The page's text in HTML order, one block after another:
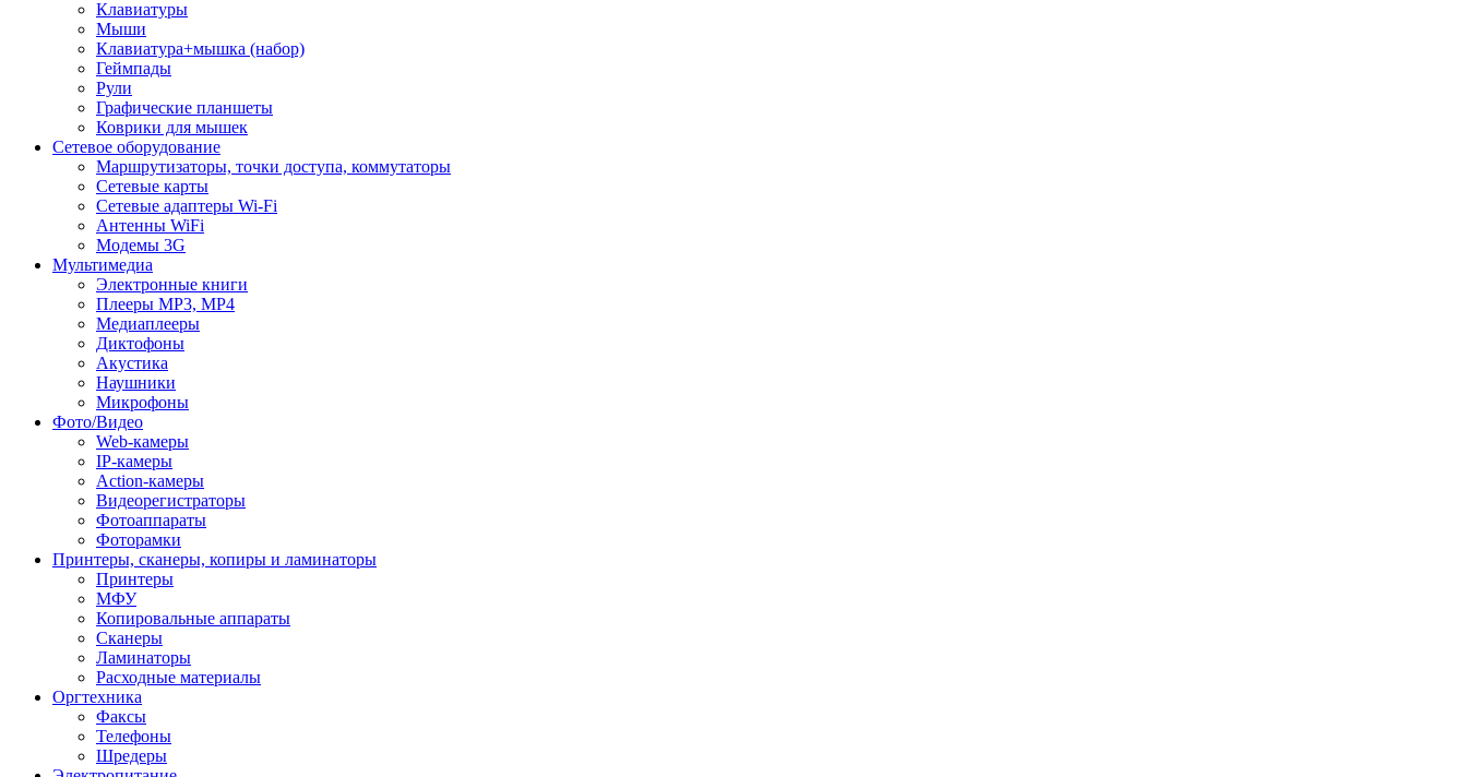
Клавиатуры
Мыши
Клавиатура+мышка (набор)
Геймпады
Рули
Графические планшеты
Коврики для мышек
Сетевое оборудование
Маршрутизаторы, точки доступа, коммутаторы
Сетевые карты
Сетевые адаптеры Wi-Fi
Антенны WiFi
Модемы 3G
Мультимедиа
Электронные книги
Плееры MP3, MP4
Медиаплееры
Диктофоны
Акустика
Наушники
Микрофоны
Фото/Видео
Web-камеры
IP-камеры
Action-камеры
Видеорегистраторы
Фотоаппараты
Фоторамки
Принтеры, сканеры, копиры и ламинаторы
Принтеры
МФУ
Копировальные аппараты
Сканеры
Ламинаторы
Расходные материалы
Оргтехника
Факсы
Телефоны
Шредеры